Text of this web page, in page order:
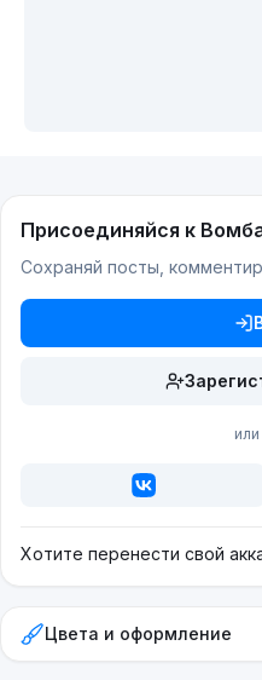
Присоединяйся к
Сохраняй посты,
Хотите перенести свой
Цвета и оформление